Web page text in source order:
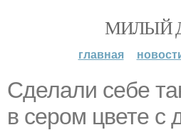
МИЛЫЙ
главная
Сделали себе
в сером цвете с